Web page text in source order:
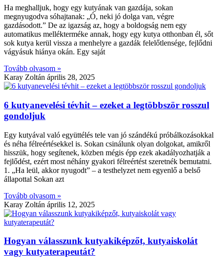
Ha meghalljuk, hogy egy kutyának van gazdája, sokan
megnyugodva sóhajtanak: „Ó, neki jó dolga van, végre
gazdásodott.” De az igazság az, hogy a boldogság nem egy
automatikus mellékterméke annak, hogy egy kutya otthonban él, sőt
sok kutya kerül vissza a menhelyre a gazdák felelőtlensége, fejlődni
vágyásuk hiánya okán. Egy saját
Tovább olvasom »
Karay Zoltán április 28, 2025
6 kutyanevelési tévhit – ezeket a legtöbbször rosszul
gondoljuk
Egy kutyával való együttélés tele van jó szándékú próbálkozásokkal
és néha félreértésekkel is. Sokan csinálunk olyan dolgokat, amikről
hisszük, hogy segítenek, közben mégis épp ezek akadályozhatják a
fejlődést, ezért most néhány gyakori félreértést szeretnék bemutatni.
1. „Ha leül, akkor nyugodt” – a testhelyzet nem egyenlő a belső
állapottal Sokan azt
Tovább olvasom »
Karay Zoltán április 12, 2025
Hogyan válasszunk kutyakiképzőt, kutyaiskolát
vagy kutyaterapeutát?